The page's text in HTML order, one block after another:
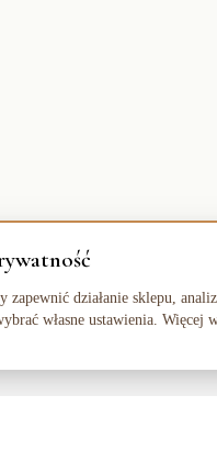
działanie sklepu,
własne ustawienia. Więcej